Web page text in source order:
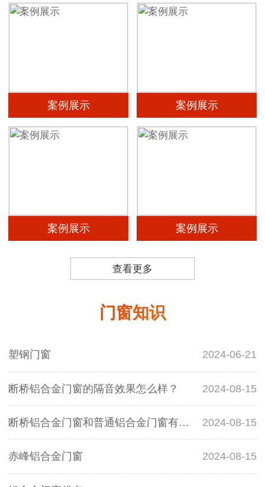
案例展示 案例展示
案例展示 案例展示
查看更多
门窗知识
塑钢门窗 2024-06-21
断桥铝合金门窗的隔音效果怎么样？ 2024-08-15
断桥铝合金门窗和普通铝合金门窗有什么区别？ 2024-08-15
赤峰铝合金门窗 2024-08-15